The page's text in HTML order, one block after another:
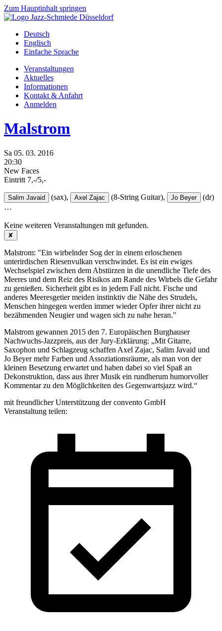
Zum Hauptinhalt springen
Deutsch
Englisch
Einfache Sprache
Veranstaltungen
Aktuelles
Informationen
Kontakt & Anfahrt
Anmelden
Malstrom
Sa 05. 03. 2016
20:30
New Faces
Eintritt 7,-/5,-
Salim Javaid (sax), Axel Zajac (8-String Guitar), Jo Beyer
(dr)
…
Keine weiteren Veranstaltungen mit gefunden.
✘
Malstrom: "Ein wirbelnder Sog der in einem erloschenen
unterirdischen Riesenvulkan verschwindet. Es ist ein ewiges
Wechselspiel zwischen dem Abstürzen in die unendliche Tiefe des
Meeres und dem Reiz des Risikos am Rande des Wirbels die Gefahr
zu genießen. Sicherheit gibt es in jedem Fall nicht. Fische und
anderes Meeresgetier meiden instinktiv die Nähe des Strudels,
Menschen hingegen werden immer wieder Opfer ihrer nicht zu
bezähmenden Neugier und wagen sich zu nahe heran."
Malstrom gewannen 2015 den 7. Europäischen Burghauser
Nachwuchs-Jazzpreis, aus der Jury-Erklärung: „Mit Gitarre,
Saxophon und Schlagzeug schaffen Axel Zajac, Salim Javaid und
Jo Beyer mehr Farben und Assoziationsräume, als man von der
kleinen Besetzung erwartet und haben dabei so viel Spaß an
Dekonstruktion, dass aus ihrer Musik ein rundherum humorvoller
Kommentar zu den Möglichkeiten des Gegenwartsjazz wird.“
mit freundlicher Unterstützung der convento GmbH
Veranstaltung teilen: